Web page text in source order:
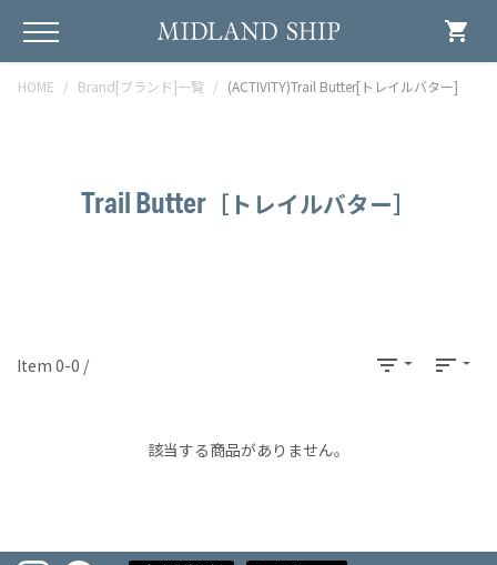
shopping_cart
HOME Brand[ブランド]一覧 (ACTIVITY)Trail Butter[トレイルバター]
Trail Butter ［トレイルバター］
Item 0-0 / filter_list sort
該当する商品がありません。